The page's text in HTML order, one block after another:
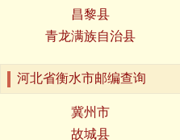
昌黎县
青龙满族自治县
河北省衡水市邮编查询
冀州市
故城县